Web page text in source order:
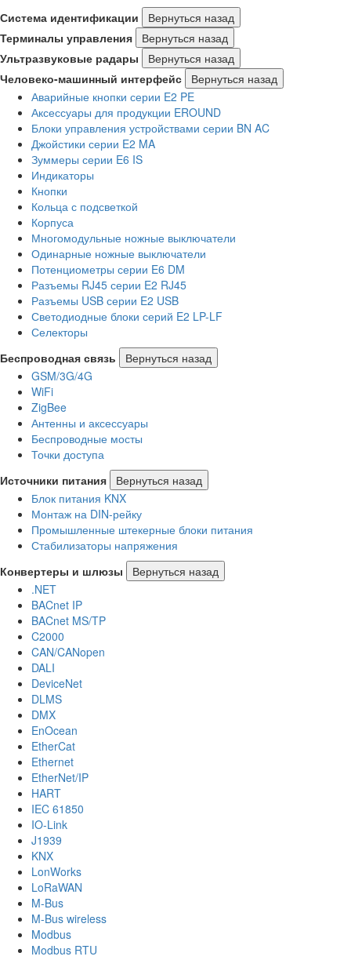
Система идентификации
Вернуться назад
Терминалы управления
Вернуться назад
Ультразвуковые радары
Вернуться назад
Человеко-машинный интерфейс
Вернуться назад
Аварийные кнопки серии E2 PE
Аксессуары для продукции EROUND
Блоки управления устройствами серии BN AC
Джойстики серии E2 MA
Зуммеры серии E6 IS
Индикаторы
Кнопки
Кольца с подсветкой
Корпуса
Многомодульные ножные выключатели
Одинарные ножные выключатели
Потенциометры серии E6 DM
Разъемы RJ45 серии E2 RJ45
Разъемы USB серии E2 USB
Светодиодные блоки серий E2 LP-LF
Селекторы
Беспроводная связь
Вернуться назад
GSM/3G/4G
WiFi
ZigBee
Антенны и аксессуары
Беспроводные мосты
Точки доступа
Источники питания
Вернуться назад
Блок питания KNX
Монтаж на DIN-рейку
Промышленные штекерные блоки питания
Стабилизаторы напряжения
Конвертеры и шлюзы
Вернуться назад
.NET
BACnet IP
BACnet MS/TP
C2000
CAN/CANopen
DALI
DeviceNet
DLMS
DMX
EnOcean
EtherCat
Ethernet
EtherNet/IP
HART
IEC 61850
IO-Link
J1939
KNX
LonWorks
LoRaWAN
M-Bus
M-Bus wireless
Modbus
Modbus RTU